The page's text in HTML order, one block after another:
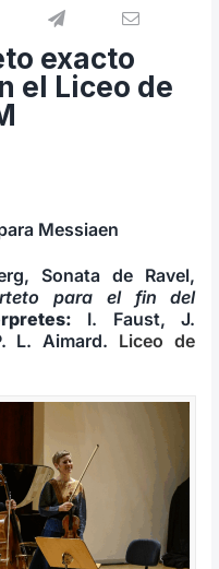
exacto
el Liceo de
Messiaen
Sonata de Ravel,
para el fin del
I. Faust, J.
L. Aimard. Liceo de